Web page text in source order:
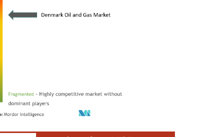
。再利用にはCC BY 4.0の表示が必要です。